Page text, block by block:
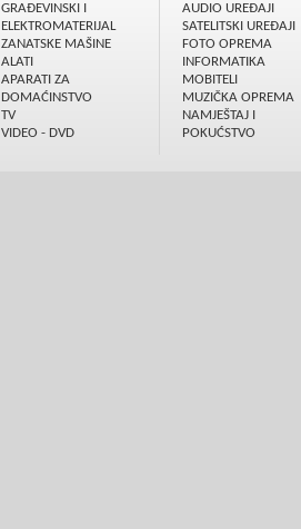
GRAÐEVINSKI I
ELEKTROMATERIJAL
ZANATSKE MAŠINE
ALATI
APARATI ZA
DOMAĆINSTVO
TV
VIDEO - DVD
AUDIO UREÐAJI
SATELITSKI UREÐAJI
FOTO OPREMA
INFORMATIKA
MOBITELI
MUZIČKA OPREMA
NAMJEŠTAJ I
POKUĆSTVO